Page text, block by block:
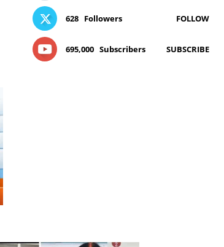
628 Followers FOLLOW
695,000 Subscribers SUBSCRIBE